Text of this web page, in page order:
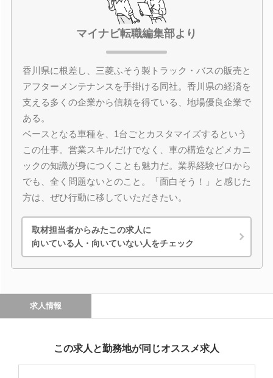
マイナビ転職編集部より
香川県に根差し、三菱ふそう製トラック・バスの販売と
アフターメンテナンスを手掛ける同社。香川県の経済を
支える多くの企業から信頼を得ている、地場優良企業で
ある。
ベースとなる車種を、1台ごとカスタマイズするという
この仕事。営業スキルだけでなく、車の構造などメカニ
ックの知識が身につくことも魅力だ。業界経験ゼロから
でも、全く問題ないとのこと。「面白そう！」と感じた
方は、ぜひ行動に移していただきたい。
取材担当者からみたこの求人に
向いている人・向いていない人をチェック
求人情報
この求人と勤務地が同じオススメ求人